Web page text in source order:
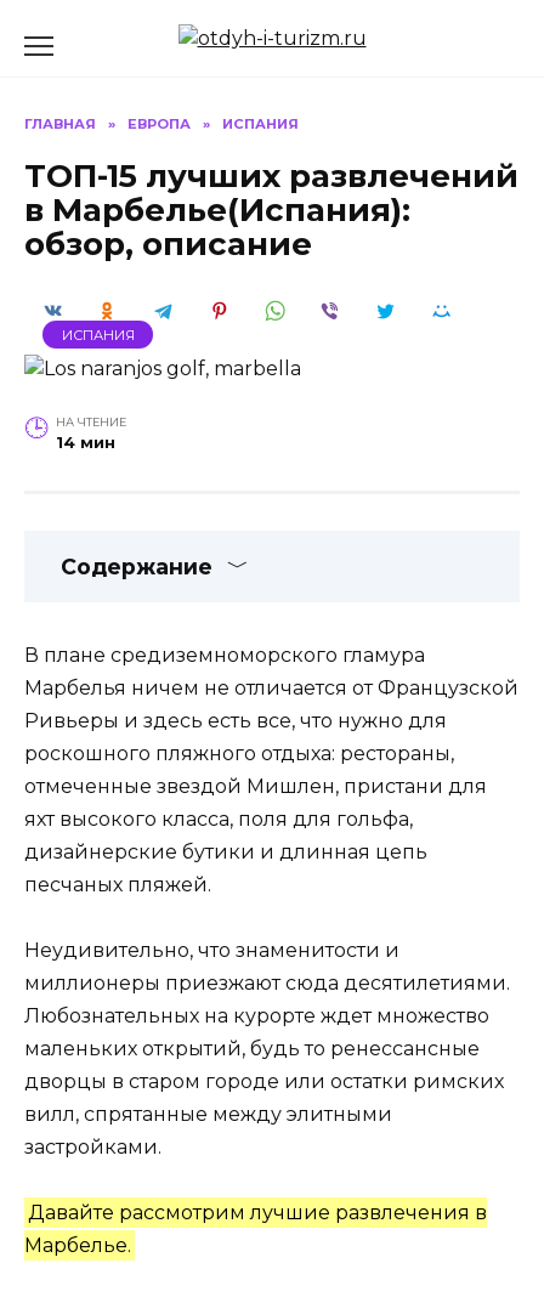
ГЛАВНАЯ » ЕВРОПА » ИСПАНИЯ
ТОП-15 лучших развлечений
в Марбелье(Испания):
обзор, описание
ИСПАНИЯ
НА ЧТЕНИЕ
14 мин
Содержание
В плане средиземноморского гламура
Марбелья ничем не отличается от Французской
Ривьеры и здесь есть все, что нужно для
роскошного пляжного отдыха: рестораны,
отмеченные звездой Мишлен, пристани для
яхт высокого класса, поля для гольфа,
дизайнерские бутики и длинная цепь
песчаных пляжей.
Неудивительно, что знаменитости и
миллионеры приезжают сюда десятилетиями.
Любознательных на курорте ждет множество
маленьких открытий, будь то ренессансные
дворцы в старом городе или остатки римских
вилл, спрятанные между элитными
застройками.
Давайте рассмотрим лучшие развлечения в
Марбелье.